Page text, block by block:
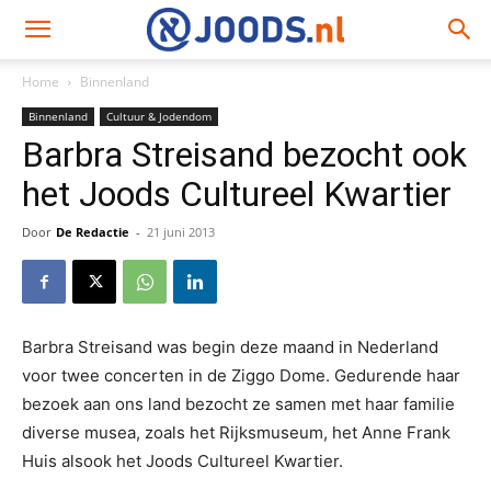
Home Binnenland
Binnenland Cultuur & Jodendom
Barbra Streisand bezocht ook
het Joods Cultureel Kwartier
Door De Redactie - 21 juni 2013
Barbra Streisand was begin deze maand in Nederland
voor twee concerten in de Ziggo Dome. Gedurende haar
bezoek aan ons land bezocht ze samen met haar familie
diverse musea, zoals het Rijksmuseum, het Anne Frank
Huis alsook het Joods Cultureel Kwartier.